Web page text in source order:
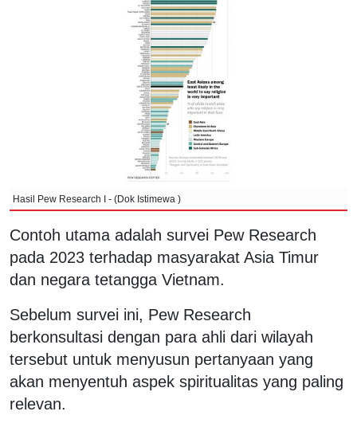
Hasil Pew Research I - (Dok Istimewa )
Contoh utama adalah survei Pew Research
pada 2023 terhadap masyarakat Asia Timur
dan negara tetangga Vietnam.
Sebelum survei ini, Pew Research
berkonsultasi dengan para ahli dari wilayah
tersebut untuk menyusun pertanyaan yang
akan menyentuh aspek spiritualitas yang paling
relevan.